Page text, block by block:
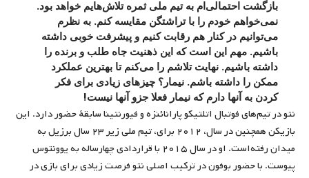
بازگشت احتمالی‌ام به تیم ملی ثمره تلاش‌هایم خواهد بود.
نمی‌خواهم خودم را با تراشتگن مقایسه کنم. به نظرم
می‌توانیم در کنار هم رقابت کنیم و پیشرفت خوبی داشته
باشیم. مهم این است که این ذهنیت جاه طلب و برنده را
داشته باشیم. نهایت تلاشم را می‌کنم تا بهترین عملکرد
ممکن را داشته باشم. نیمار؟ چیزهای زیادی برای فکر
کردن به آنها دارم که نیمار فعلا جزو آنها نیست!
نتو در تیم‌های فوتبال اتلتیکو پارانائنزه و فیورنتینا سابقهٔ حضور دارد. این
بازیکن همچنین در سال، ۲۰۱۲ برای، تیم ملی زیر ۲۳ سال برزیل به
میدان رفته‌است. او در سال ۲۰۱۵ با قراردادی چهارساله به یوونتوس
پیوست. با حضور بوفون در ترکیب اصلی نتو فرصت زیادی برای بازی در